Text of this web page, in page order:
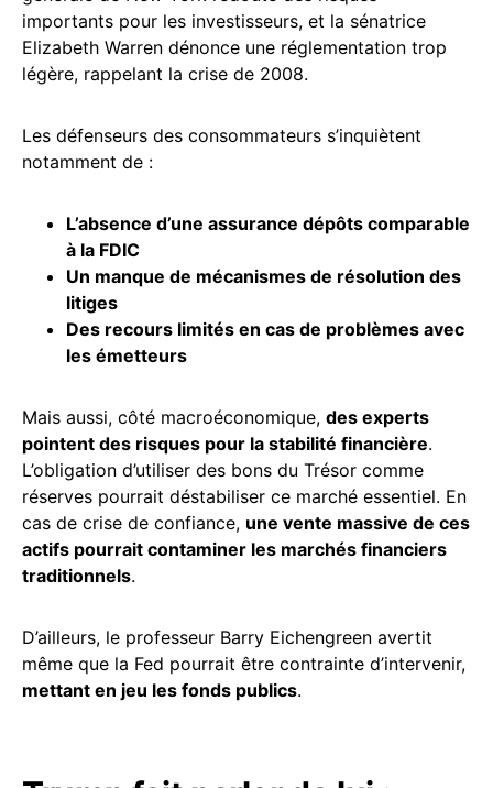
importants pour les investisseurs, et la sénatrice
Elizabeth Warren dénonce une réglementation trop
légère, rappelant la crise de 2008.
Les défenseurs des consommateurs s’inquiètent
notamment de :
L’absence d’une assurance dépôts comparable
à la FDIC
Un manque de mécanismes de résolution des
litiges
Des recours limités en cas de problèmes avec
les émetteurs
Mais aussi, côté macroéconomique, des experts
pointent des risques pour la stabilité financière.
L’obligation d’utiliser des bons du Trésor comme
réserves pourrait déstabiliser ce marché essentiel. En
cas de crise de confiance, une vente massive de ces
actifs pourrait contaminer les marchés financiers
traditionnels.
D’ailleurs, le professeur Barry Eichengreen avertit
même que la Fed pourrait être contrainte d’intervenir,
mettant en jeu les fonds publics.